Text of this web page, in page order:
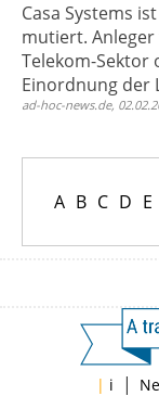
Casa Systems
mutiert.
Telekom-Sektor
Einordnung der
ad-hoc-news.de,
A B C D E
| i |